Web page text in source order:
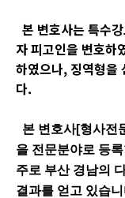
본 변호사는 특수
자 피고인을 변호하
하였으나, 징역형을
다.
본 변호사[형사전
을 전문분야로 등
주로 부산 경남의
결과를 얻고 있습